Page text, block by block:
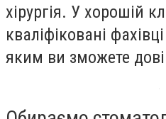
хірургія. У хорошій
кваліфіковані
яким ви зможете